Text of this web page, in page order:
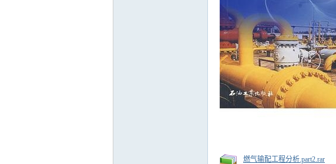
燃气输配工程分析.part2.rar